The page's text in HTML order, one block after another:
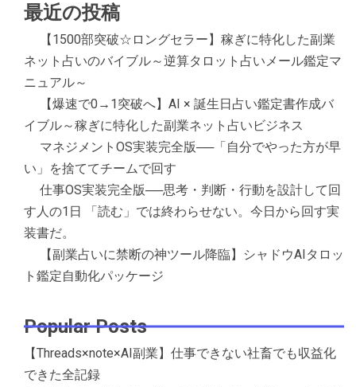
最近の投稿
【1500部突破☆ロングセラー】稼ぎに特化した副業
ネット占いのバイブル～逆算タロット占いメール鑑定マ
ニュアル～
【爆速で0→1突破へ】AI × 誕生日占い鑑定書作成バ
イブル～稼ぎに特化した副業ネット占いビジネス
マネジメントOS実装完全版──「自分でやった方が早
い」を捨ててチームで回す
仕事OS実装完全版──思考・判断・行動を設計して回
す人の1日 「読む」では終わらせない。今日から回す実
装書だ。
【副業占いに禁断の神ツール降臨】シャドウAIタロッ
ト鑑定自動化パッケージ
Popular Posts
【Threads×note×AI副業】仕事できない社畜でも収益化
できた全記録